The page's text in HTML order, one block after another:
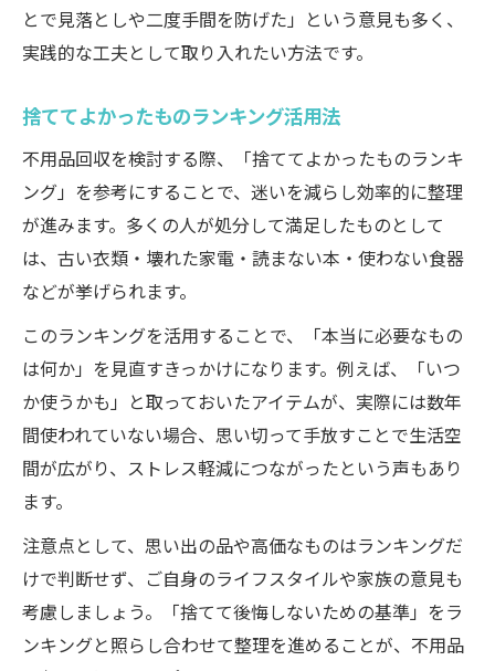
安全な不用品回収業者の賢い利用方法
不用品回収で後悔しないための注意事項
とで見落としや二度手間を防げた」という意見も多く、
実践的な工夫として取り入れたい方法です。
捨ててよかったものランキング活用法
不用品回収を検討する際、「捨ててよかったものランキ
ング」を参考にすることで、迷いを減らし効率的に整理
が進みます。多くの人が処分して満足したものとして
は、古い衣類・壊れた家電・読まない本・使わない食器
などが挙げられます。
このランキングを活用することで、「本当に必要なもの
は何か」を見直すきっかけになります。例えば、「いつ
か使うかも」と取っておいたアイテムが、実際には数年
間使われていない場合、思い切って手放すことで生活空
間が広がり、ストレス軽減につながったという声もあり
ます。
注意点として、思い出の品や高価なものはランキングだ
けで判断せず、ご自身のライフスタイルや家族の意見も
考慮しましょう。「捨てて後悔しないための基準」をラ
ンキングと照らし合わせて整理を進めることが、不用品